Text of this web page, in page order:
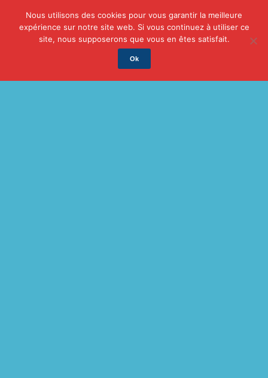
Auto/Moto Business Famille Finance
Nous utilisons des cookies pour vous garantir la meilleure
expérience sur notre site web. Si vous continuez à utiliser ce
site, nous supposerons que vous en êtes satisfait.
Ok